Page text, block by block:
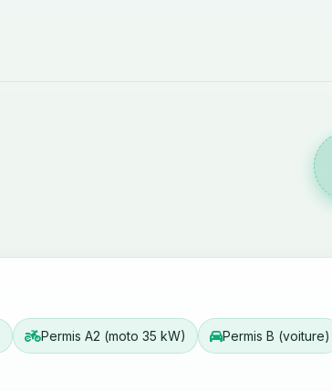
Permis A2 (moto 35 kW) Permis B (voiture)